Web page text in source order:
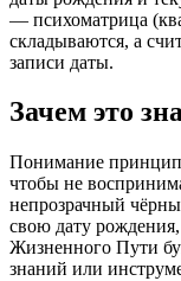
— психоматрица
складываются, а
записи даты.
Зачем это
Понимание
чтобы не
непрозрачный
свою дату
Жизненного Пути
знаний или